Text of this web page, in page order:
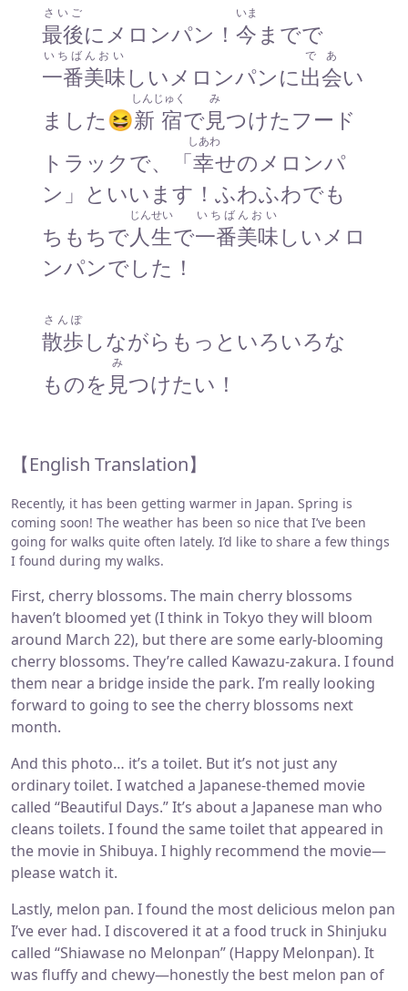
最後
さいご
にメロンパン！ 今
いま
までで
一番美味
いちばんおい
しいメロンパンに出会
であ
い
ました😆新宿
しんじゅく
で見
み
つけたフード
トラックで、「幸
しあわ
せのメロンパ
ン」といいます！ふわふわでも
ちもちで人生
じんせい
で一番美味
いちばんおい
しいメロ
ンパンでした！
散歩
さんぽ
しながらもっといろいろな
ものを 見
み
つけたい！
【English Translation】
Recently, it has been getting warmer in Japan. Spring is
coming soon! The weather has been so nice that I’ve been
going for walks quite often lately. I’d like to share a few things
I found during my walks.
First, cherry blossoms. The main cherry blossoms
haven’t bloomed yet (I think in Tokyo they will bloom
around March 22), but there are some early-blooming
cherry blossoms. They’re called Kawazu-zakura. I found
them near a bridge inside the park. I’m really looking
forward to going to see the cherry blossoms next
month.
And this photo… it’s a toilet. But it’s not just any
ordinary toilet. I watched a Japanese-themed movie
called “Beautiful Days.” It’s about a Japanese man who
cleans toilets. I found the same toilet that appeared in
the movie in Shibuya. I highly recommend the movie—
please watch it.
Lastly, melon pan. I found the most delicious melon pan
I’ve ever had. I discovered it at a food truck in Shinjuku
called “Shiawase no Melonpan” (Happy Melonpan). It
was fluffy and chewy—honestly the best melon pan of